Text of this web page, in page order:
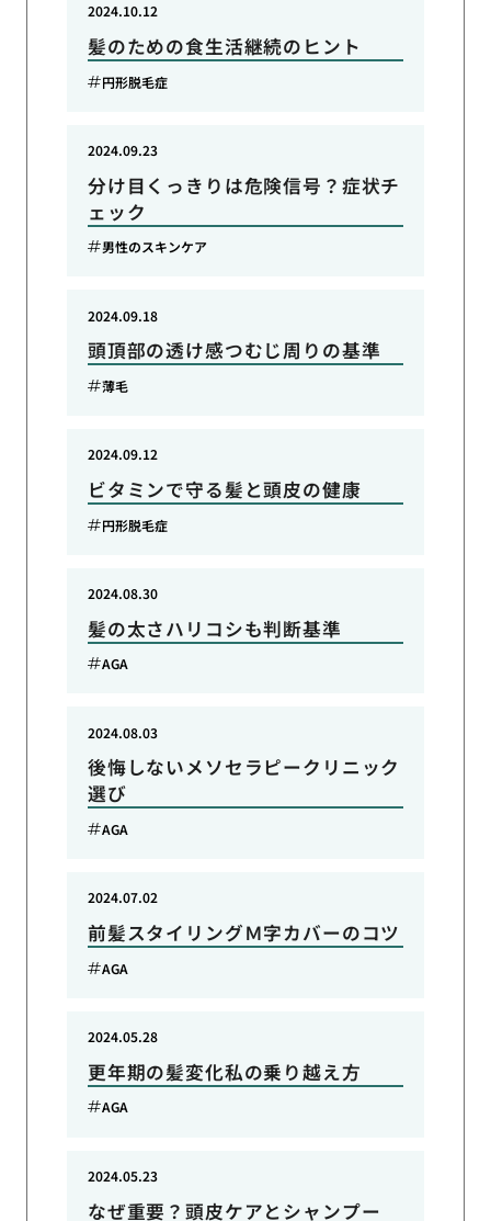
髪のための食生活継続のヒント
2024.10.12
円形脱毛症
分け目くっきりは危険信号？症状チ
ェック
2024.09.23
男性のスキンケア
頭頂部の透け感つむじ周りの基準
2024.09.18
薄毛
ビタミンで守る髪と頭皮の健康
2024.09.12
円形脱毛症
髪の太さハリコシも判断基準
2024.08.30
AGA
後悔しないメソセラピークリニック
選び
2024.08.03
AGA
前髪スタイリングＭ字カバーのコツ
2024.07.02
AGA
更年期の髪変化私の乗り越え方
2024.05.28
AGA
なぜ重要？頭皮ケアとシャンプー
2024.05.23